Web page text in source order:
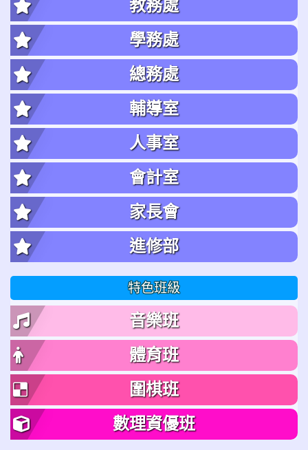
教務處
學務處
總務處
輔導室
人事室
會計室
家長會
進修部
特色班級
音樂班
體育班
圍棋班
數理資優班